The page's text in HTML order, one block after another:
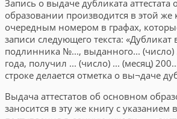
Запись о выдаче дубликата аттестата
образовании производится в этой же
очередным номером в графах,
записи следующего текста: «Дубликат
подлинника №..., выданного... (число)
года, получил ... (число) ... (месяц)
строке делается отметка о вы¬даче
Выдача аттестатов об основном
заносится в эту же книгу с указанием